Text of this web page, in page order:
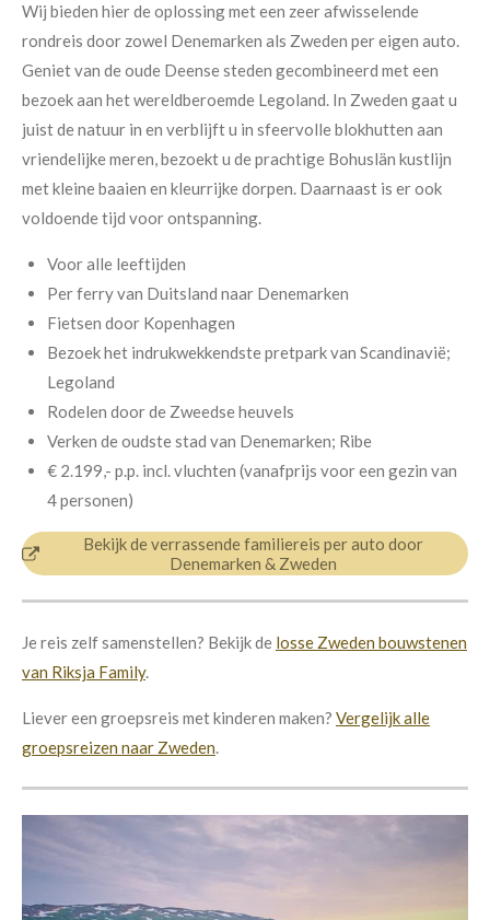
Wij bieden hier de oplossing met een zeer afwisselende
rondreis door zowel Denemarken als Zweden per eigen auto.
Geniet van de oude Deense steden gecombineerd met een
bezoek aan het wereldberoemde Legoland. In Zweden gaat u
juist de natuur in en verblijft u in sfeervolle blokhutten aan
vriendelijke meren, bezoekt u de prachtige Bohuslän kustlijn
met kleine baaien en kleurrijke dorpen. Daarnaast is er ook
voldoende tijd voor ontspanning.
Voor alle leeftijden
Per ferry van Duitsland naar Denemarken
Fietsen door Kopenhagen
Bezoek het indrukwekkendste pretpark van Scandinavië;
Legoland
Rodelen door de Zweedse heuvels
Verken de oudste stad van Denemarken; Ribe
€ 2.199,- p.p. incl. vluchten (vanafprijs voor een gezin van
4 personen)
Bekijk de verrassende familiereis per auto door
Denemarken & Zweden
Je reis zelf samenstellen? Bekijk de losse Zweden bouwstenen
van Riksja Family.
Liever een groepsreis met kinderen maken? Vergelijk alle
groepsreizen naar Zweden.